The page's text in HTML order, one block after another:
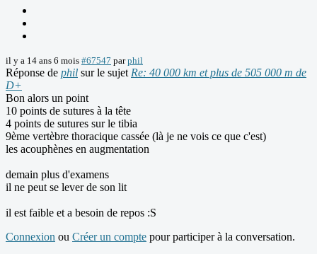
il y a 14 ans 6 mois #67547 parphil
Réponse de phil sur le sujet Re: 40 000 km et plus de 505 000 m de
D+
Bon alors un point
10 points de sutures à la tête
4 points de sutures sur le tibia
9ème vertèbre thoracique cassée (là je ne vois ce que c'est)
les acouphènes en augmentation
demain plus d'examens
il ne peut se lever de son lit
il est faible et a besoin de repos :S
Connexion ou Créer un compte pour participer à la conversation.